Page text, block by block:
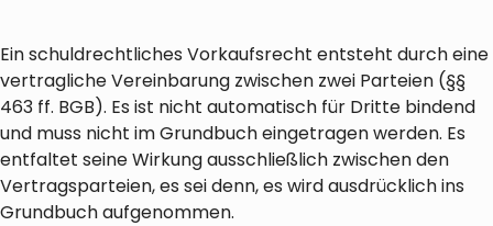
Ein schuldrechtliches Vorkaufsrecht entsteht durch eine
vertragliche Vereinbarung zwischen zwei Parteien (§§
463 ff. BGB). Es ist nicht automatisch für Dritte bindend
und muss nicht im Grundbuch eingetragen werden. Es
entfaltet seine Wirkung ausschließlich zwischen den
Vertragsparteien, es sei denn, es wird ausdrücklich ins
Grundbuch aufgenommen.